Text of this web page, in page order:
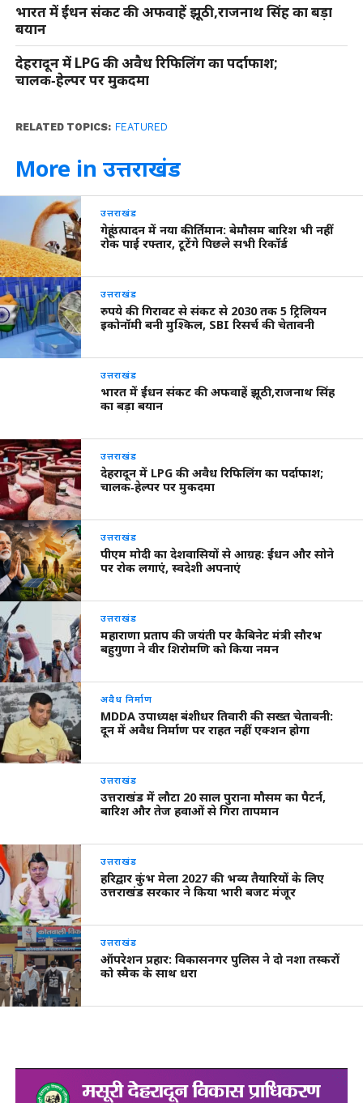
भारत में ईंधन संकट की अफवाहें झूठी,राजनाथ सिंह का बड़ा
बयान
देहरादून में LPG की अवैध रिफिलिंग का पर्दाफाश;
चालक‑हेल्पर पर मुकदमा
RELATED TOPICS: FEATURED
More in उत्तराखंड
उत्तराखंड
गेहूं उत्पादन में नया कीर्तिमान: बेमौसम बारिश भी नहीं
रोक पाई रफ्तार, टूटेंगे पिछले सभी रिकॉर्ड
उत्तराखंड
रुपये की गिरावट से संकट से 2030 तक 5 ट्रिलियन
इकोनॉमी बनी मुश्किल, SBI रिसर्च की चेतावनी
उत्तराखंड
भारत में ईंधन संकट की अफवाहें झूठी,राजनाथ सिंह
का बड़ा बयान
उत्तराखंड
देहरादून में LPG की अवैध रिफिलिंग का पर्दाफाश;
चालक‑हेल्पर पर मुकदमा
उत्तराखंड
पीएम मोदी का देशवासियों से आग्रह: ईंधन और सोने
पर रोक लगाएं, स्वदेशी अपनाएं
उत्तराखंड
महाराणा प्रताप की जयंती पर कैबिनेट मंत्री सौरभ
बहुगुणा ने वीर शिरोमणि को किया नमन
अवैध निर्माण
MDDA उपाध्यक्ष बंशीधर तिवारी की सख्त चेतावनी:
दून में अवैध निर्माण पर राहत नहीं एक्शन होगा
उत्तराखंड
उत्तराखंड में लौटा 20 साल पुराना मौसम का पैटर्न,
बारिश और तेज हवाओं से गिरा तापमान
उत्तराखंड
हरिद्वार कुंभ मेला 2027 की भव्य तैयारियों के लिए
उत्तराखंड सरकार ने किया भारी बजट मंजूर
उत्तराखंड
ऑपरेशन प्रहार: विकासनगर पुलिस ने दो नशा तस्करों
को स्मैक के साथ धरा